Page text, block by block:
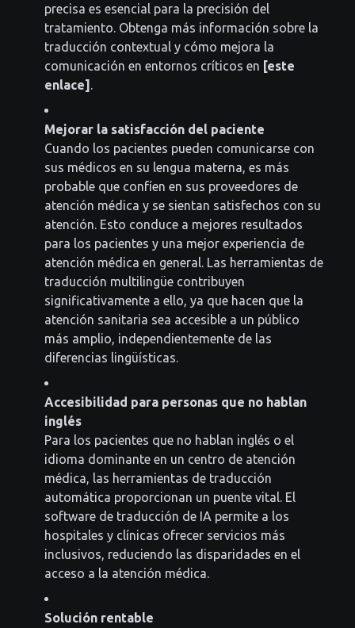
precisa es esencial para la precisión del
tratamiento. Obtenga más información sobre la
traducción contextual y cómo mejora la
comunicación en entornos críticos en [este
enlace]
Mejorar la satisfacción del paciente
Cuando los pacientes pueden comunicarse con
sus médicos en su lengua materna, es más
probable que confíen en sus proveedores de
atención médica y se sientan satisfechos con su
atención. Esto conduce a mejores resultados
para los pacientes y una mejor experiencia de
atención médica en general. Las herramientas de
traducción multilingüe contribuyen
significativamente a ello, ya que hacen que la
atención sanitaria sea accesible a un público
más amplio, independientemente de las
diferencias lingüísticas.
Accesibilidad para personas que no hablan
inglés
Para los pacientes que no hablan inglés o el
idioma dominante en un centro de atención
médica, las herramientas de traducción
automática proporcionan un puente vital. El
software de traducción de IA permite a los
hospitales y clínicas ofrecer servicios más
inclusivos, reduciendo las disparidades en el
acceso a la atención médica.
Solución rentable